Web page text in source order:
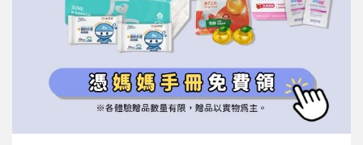
信誼基金會
2022信誼年度報告
2023信誼年度報告
2024信誼年度報告
附設幼兒園
小袋鼠幼師網